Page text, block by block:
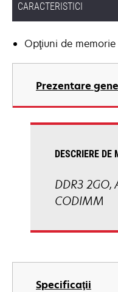
CARACTERISTICI
Opţiuni de memorie
Prezentare
Specificaţii
DESCRIERE DE
DDR3 2GO,
CODIMM